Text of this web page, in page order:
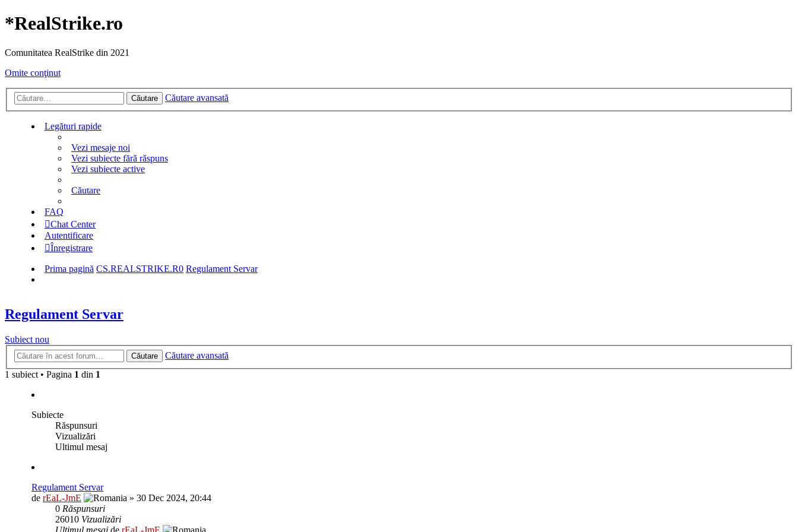
*RealStrike.ro
Comunitatea RealStrike din 2021
Omite conţinut
Căutare Căutare avansată
Legături rapide
Vezi mesaje noi
Vezi subiecte fără răspuns
Vezi subiecte active
Căutare
FAQ
Chat Center
Autentificare
Înregistrare
Prima pagină CS.REALSTRIKE.R0 Regulament Servar
Regulament Servar
Subiect nou
Căutare
Căutare avansată
1 subiect • Pagina 1 din 1
Subiecte
Răspunsuri
Vizualizări
Ultimul mesaj
Regulament Servar
de rEaL-JmE » 30 Dec 2024, 20:44
0 Răspunsuri
26010 Vizualizări
Ultimul mesaj de rEaL-JmE